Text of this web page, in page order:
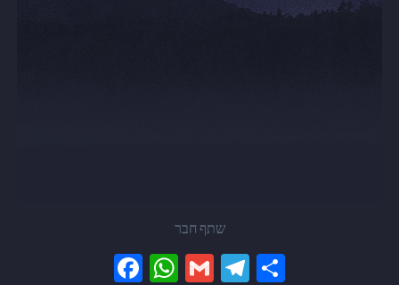
שתף חבר
Facebook
WhatsApp
GmailTelegram